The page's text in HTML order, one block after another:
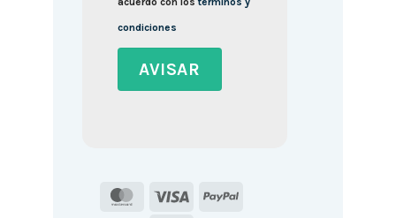
condiciones
MasterCard
Visa
PayPal